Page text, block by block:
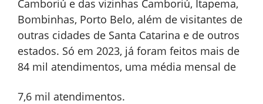
Camboriú e das vizinhas Camboriú, Itapema,
Bombinhas, Porto Belo, além de visitantes de
outras cidades de Santa Catarina e de outros
estados. Só em 2023, já foram feitos mais de
84 mil atendimentos, uma média mensal de
7,6 mil atendimentos.